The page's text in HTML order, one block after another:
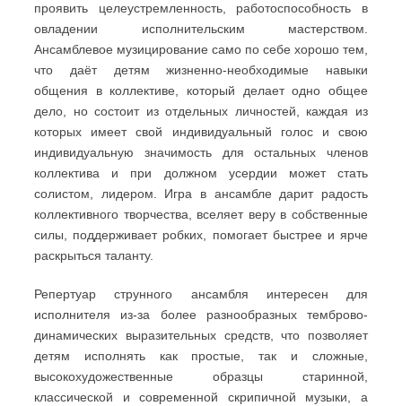
проявить целеустремленность, работоспособность в
овладении исполнительским мастерством.
Ансамблевое музицирование само по себе хорошо тем,
что даёт детям жизненно-необходимые навыки
общения в коллективе, который делает одно общее
дело, но состоит из отдельных личностей, каждая из
которых имеет свой индивидуальный голос и свою
индивидуальную значимость для остальных членов
коллектива и при должном усердии может стать
солистом, лидером. Игра в ансамбле дарит радость
коллективного творчества, вселяет веру в собственные
силы, поддерживает робких, помогает быстрее и ярче
раскрыться таланту.
Репертуар струнного ансамбля интересен для
исполнителя из-за более разнообразных темброво-
динамических выразительных средств, что позволяет
детям исполнять как простые, так и сложные,
высокохудожественные образцы старинной,
классической и современной скрипичной музыки, а